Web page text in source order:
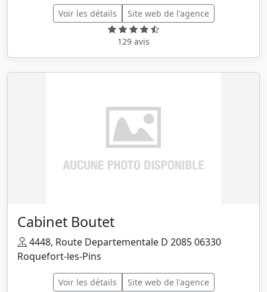
Voir les détails Site web de l'agence
129 avis
Cabinet Boutet
4448, Route Departementale D 2085 06330
Roquefort-les-Pins
Voir les détails Site web de l'agence